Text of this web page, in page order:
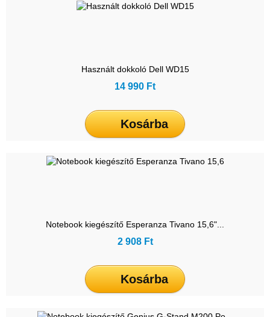
Használt dokkoló Dell WD15
14 990 Ft
Kosárba
Notebook kiegészítő Esperanza Tivano 15,6"...
2 908 Ft
Kosárba